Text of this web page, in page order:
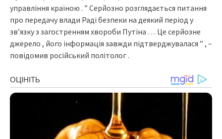
управління країною . ” Серйозно розглядається питання
про передачу влади Раді безпеки на деякий період у
зв’язку з загостренням хвороби Путіна … Це серйозне
джерело , його інформація завжди підтверджувалася ” , –
повідомив російський політолог .